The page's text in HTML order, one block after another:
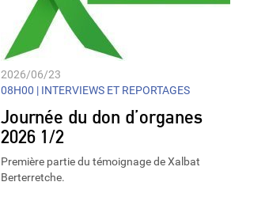
2026/06/23
08H00 | INTERVIEWS ET REPORTAGES
Journée du don d’organes
2026 1/2
Première partie du témoignage de Xalbat
Berterretche.